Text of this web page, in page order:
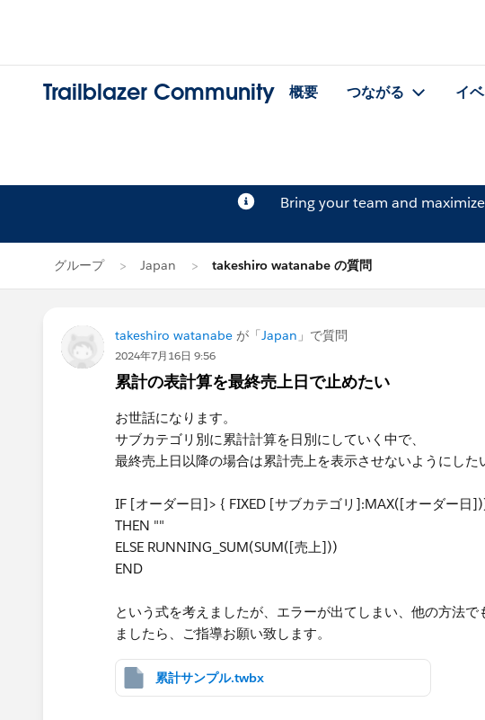
Trailblazer Community 概要 つながる イ
Bring your team and
グループ Japan takeshiro watanabe の質問
takeshiro watanabe が「Japan 」で質問
2024年7月16日 9:56
累計の表計算を最終売上日で止めたい
お世話になります。
サブカテゴリ別に累計計算を日別にしていく中で、
最終売上日以降の場合は累計売上を表示させないようにした
IF [オーダー日]> { FIXED [サブカテゴリ]:MAX([オーダー日
THEN ""
ELSE RUNNING_SUM(SUM([売上]))
END
という式を考えましたが、エラーが出てしまい、他の方法
ましたら、ご指導お願い致します。
累計サンプル.twbx